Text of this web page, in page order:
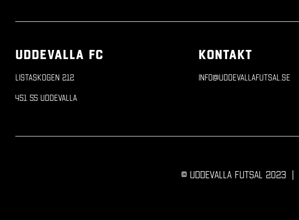
UDDEVALLA FC
Listaskogen 212
451 55 Uddevalla
KONTAKT
info@uddevallafutsal.se
© Uddevalla Futsal 2023